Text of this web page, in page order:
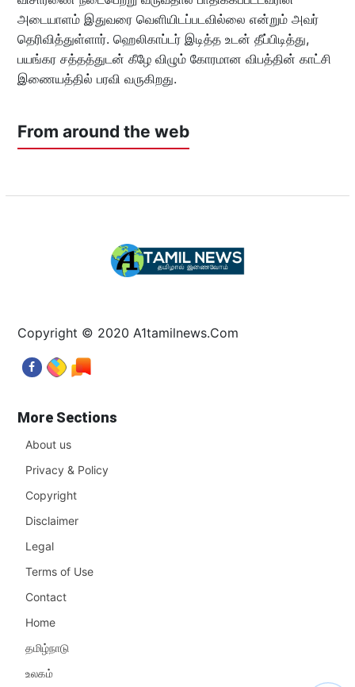
அடையாளம் இதுவரை வெளியிடப்படவில்லை என்றும் அவர்
தெரிவித்துள்ளார். ஹெலிகாப்டர் இடித்த உடன் தீப்பிடித்து,
பயங்கர சத்தத்துடன் கீழே விழும் கோரமான விபத்தின் காட்சி
இணையத்தில் பரவி வருகிறது.
From around the web
Copyright © 2020 A1tamilnews.Com
More Sections
About us
Privacy & Policy
Copyright
Disclaimer
Legal
Terms of Use
Contact
Home
தமிழ்நாடு
உலகம்